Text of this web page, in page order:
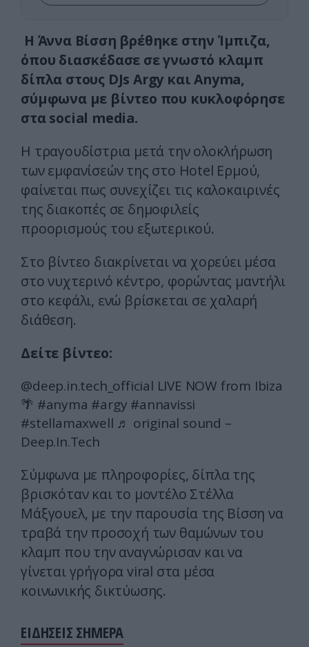
Η Άννα Βίσση βρέθηκε στην Ίμπιζα,
όπου διασκέδασε σε γνωστό κλαμπ
δίπλα στους DJs Argy και Anyma,
σύμφωνα με βίντεο που κυκλοφόρησε
στα social media.
Η τραγουδίστρια μετά την ολοκλήρωση
των εμφανίσεών της στο Hotel Ερμού,
φαίνεται πως συνεχίζει τις καλοκαιρινές
της διακοπές σε δημοφιλείς
προορισμούς του εξωτερικού.
Στο βίντεο διακρίνεται να χορεύει μέσα
στο νυχτερινό κέντρο, φορώντας μαντήλι
στο κεφάλι, ενώ βρίσκεται σε χαλαρή
διάθεση.
Δείτε βίντεο:
@deep.in.tech_official LIVE NOW from Ibiza
🌴 #anyma #argy #annavissi
#stellamaxwell ♬ original sound –
Deep.In.Tech
Σύμφωνα με πληροφορίες, δίπλα της
βρισκόταν και το μοντέλο Στέλλα
Μάξγουελ, με την παρουσία της Βίσση να
τραβά την προσοχή των θαμώνων του
κλαμπ που την αναγνώρισαν και να
γίνεται γρήγορα viral στα μέσα
κοινωνικής δικτύωσης.
ΕΙΔΗΣΕΙΣ ΣΗΜΕΡΑ